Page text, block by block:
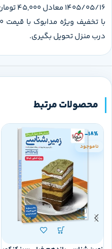
1405/
درب منزل تحویل بگیری.
محصولات مرتبط
-18%
ناموجود